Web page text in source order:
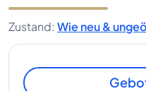
Zustand: Wie neu &